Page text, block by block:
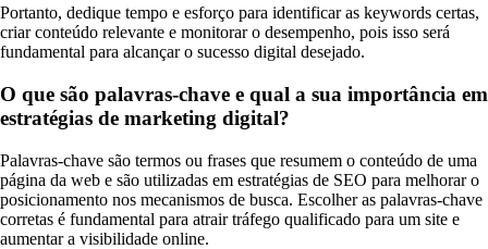
Portanto, dedique tempo e esforço para identificar as keywords certas,
criar conteúdo relevante e monitorar o desempenho, pois isso será
fundamental para alcançar o sucesso digital desejado.
O que são palavras-chave e qual a sua importância em
estratégias de marketing digital?
Palavras-chave são termos ou frases que resumem o conteúdo de uma
página da web e são utilizadas em estratégias de SEO para melhorar o
posicionamento nos mecanismos de busca. Escolher as palavras-chave
corretas é fundamental para atrair tráfego qualificado para um site e
aumentar a visibilidade online.